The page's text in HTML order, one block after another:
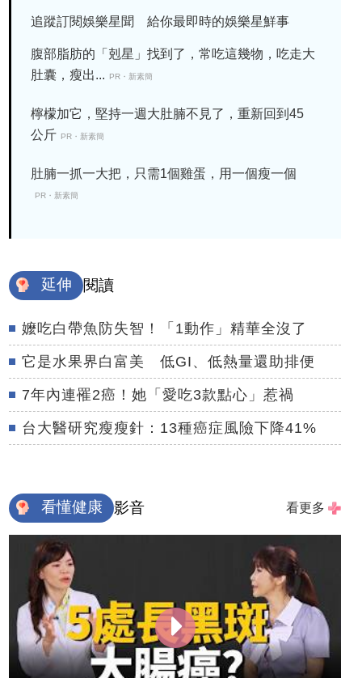
追蹤訂閱娛樂星聞 給你最即時的娛樂星鮮事
腹部脂肪的「剋星」找到了，常吃這幾物，吃走大
肚囊，瘦出...
PR・新素簡
檸檬加它，堅持一週大肚腩不見了，重新回到45
公斤 PR・新素簡
肚腩一抓一大把，只需1個雞蛋，用一個瘦一個
PR・新素簡
延伸 閱讀
嬤吃白帶魚防失智！「1動作」精華全沒了
它是水果界白富美 低GI、低熱量還助排便
7年內連罹2癌！她「愛吃3款點心」惹禍
台大醫研究瘦瘦針：13種癌症風險下降41%
看懂健康 影音 看更多